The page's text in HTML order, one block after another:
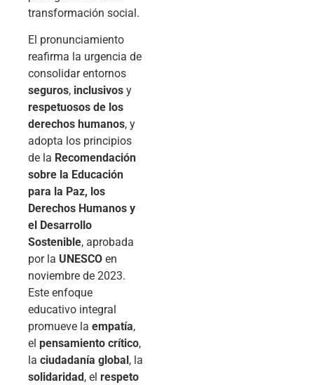
transformación social.
El pronunciamiento
reafirma la urgencia de
consolidar entornos
seguros, inclusivos y
respetuosos de los
derechos humanos, y
adopta los principios
de la Recomendación
sobre la Educación
para la Paz, los
Derechos Humanos y
el Desarrollo
Sostenible, aprobada
por la UNESCO en
noviembre de 2023.
Este enfoque
educativo integral
promueve la empatía,
el pensamiento crítico,
la ciudadanía global , la
solidaridad , el respeto